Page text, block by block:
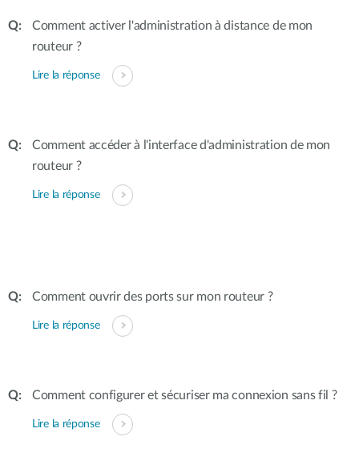
Comment activer l'administration à distance de mon
routeur ?
Lire la réponse
Comment accéder à l'interface d'administration de mon
routeur ?
Lire la réponse
Comment ouvrir des ports sur mon routeur ?
Lire la réponse
Comment configurer et sécuriser ma connexion sans fil ?
Lire la réponse